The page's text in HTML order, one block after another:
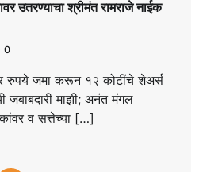
उतरण्याचा श्रीमंत रामराजे नाईक
0
रुपये जमा करून १२ कोटींचे शेअर्स
जबाबदारी माझी; अनंत मंगल
व सत्तेच्या […]